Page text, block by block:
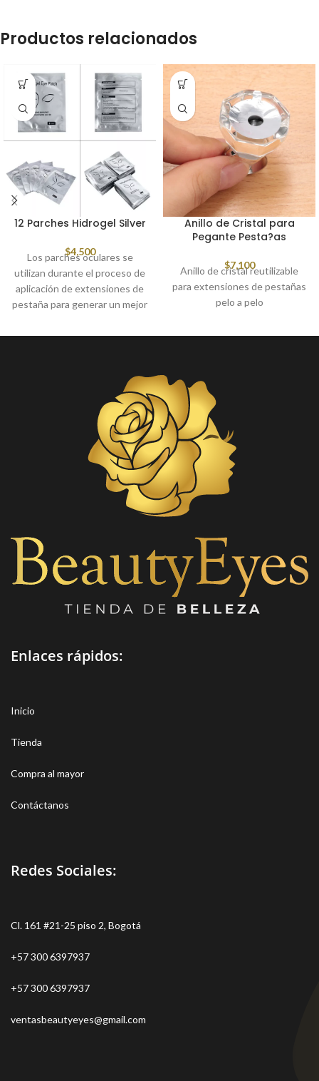
Productos relacionados
12 Parches Hidrogel Silver
$4,500
Los parches oculares se
utilizan durante el proceso de
aplicación de extensiones de
pestaña para generar un mejor
Anillo de Cristal para
Pegante Pesta?as
$7,100
Anillo de cristal reutilizable
para extensiones de pestañas
pelo a pelo
Enlaces rápidos:
Inicio
Tienda
Compra al mayor
Contáctanos
Redes Sociales:
Cl. 161 #21-25 piso 2, Bogotá
+57 300 6397937
+57 300 6397937
ventasbeautyeyes@gmail.com